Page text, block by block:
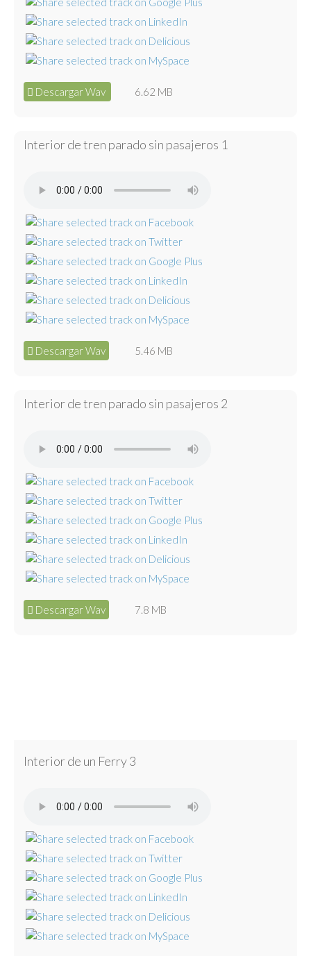
Descargar Wav 6.62 MB
Interior de tren parado sin pasajeros 1
Descargar Wav 5.46 MB
Interior de tren parado sin pasajeros 2
Descargar Wav 7.8 MB
Interior de un Ferry 3